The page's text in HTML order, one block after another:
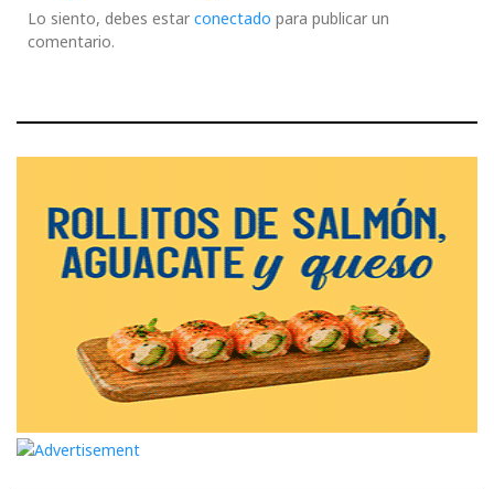
Lo siento, debes estar conectado para publicar un
comentario.